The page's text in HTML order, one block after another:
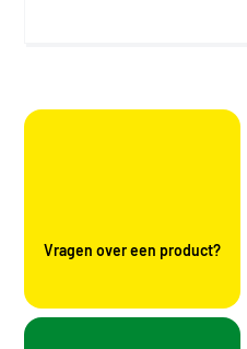
Vragen over een product?